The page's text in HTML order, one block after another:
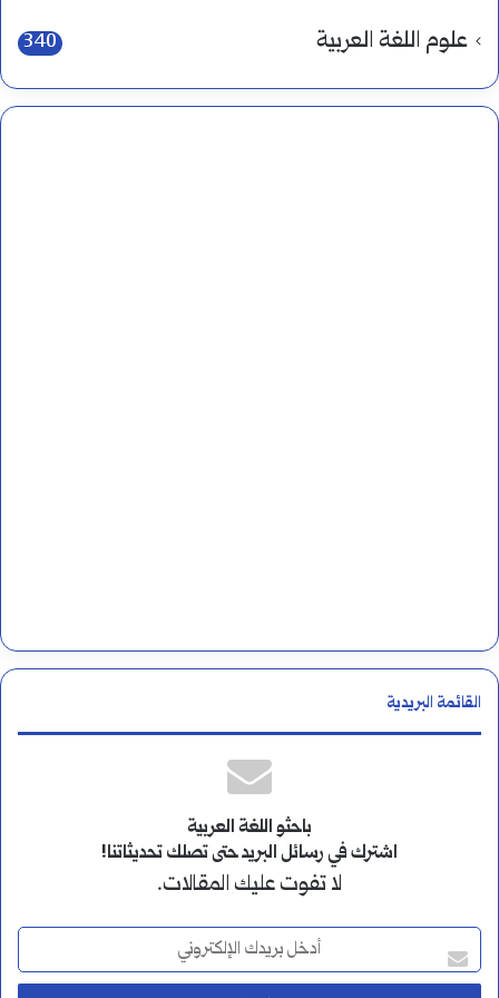
علوم اللغة العربية 340
القائمة البريدية
باحثو اللغة العربية
اشترك في رسائل البريد حتى تصلك تحديثاتنا!
لا تفوت عليك المقالات.